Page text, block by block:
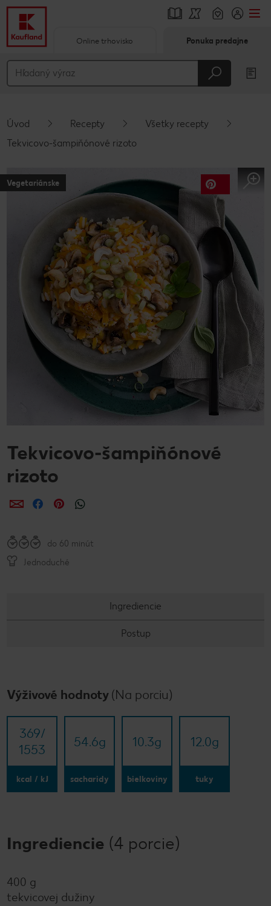
Hlavný obsah
Vyskakovací bočný panel
Online trhovisko Ponuka predajne
Úvod Recepty
Všetky recepty
Tekvicovo-šampiňónové rizoto
Vegetariánske
Tekvicovo-šampiňónové
rizoto
ZdieľaťZdieľaťZdieľať
do 60 minút
Jednoduché
Ingrediencie
Postup
Výživové hodnoty (Na porciu)
369/​
1553
kcal / kJ
54.6g
sacharidy
10.3g
bielkoviny
12.0g
tuky
Ingrediencie (4 porcie)
400 g
tekvicovej dužiny